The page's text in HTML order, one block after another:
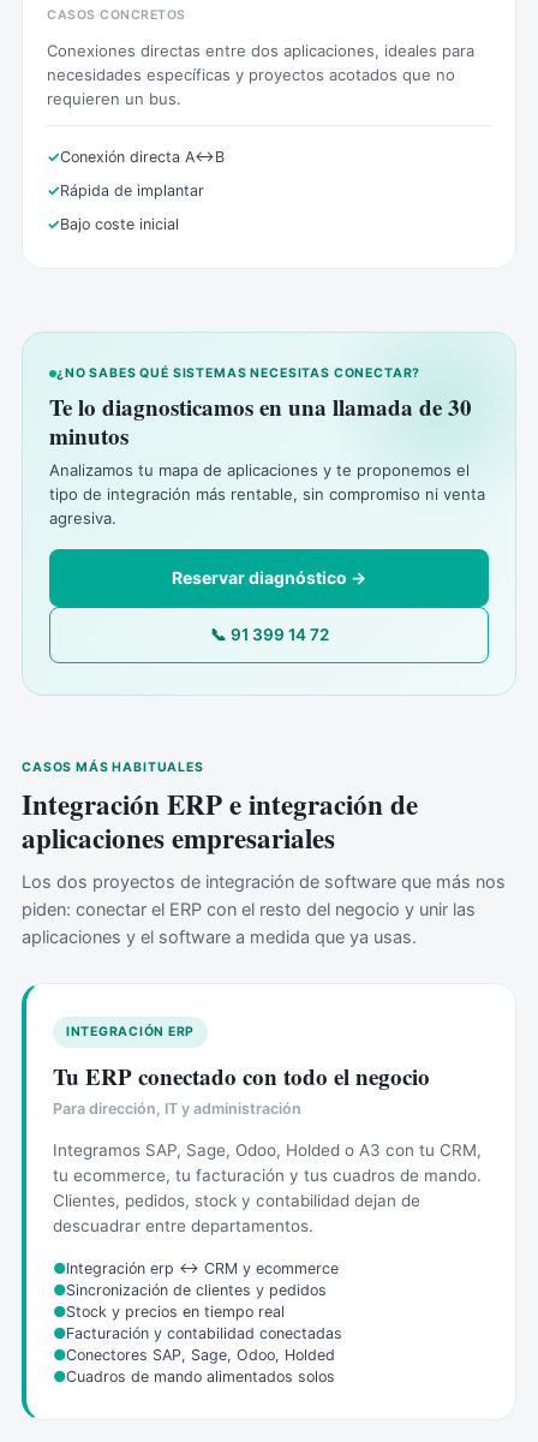
CASOS CONCRETOS
Conexiones directas entre dos aplicaciones, ideales para
necesidades específicas y proyectos acotados que no
requieren un bus.
Conexión directa A↔B
Rápida de implantar
Bajo coste inicial
¿NO SABES QUÉ SISTEMAS NECESITAS CONECTAR?
Te lo diagnosticamos en una llamada de 30
minutos
Analizamos tu mapa de aplicaciones y te proponemos el
tipo de integración más rentable, sin compromiso ni venta
agresiva.
Reservar diagnóstico →
📞 91 399 14 72
CASOS MÁS HABITUALES
Integración ERP e integración de
aplicaciones empresariales
Los dos proyectos de integración de software que más nos
piden: conectar el ERP con el resto del negocio y unir las
aplicaciones y el software a medida que ya usas.
INTEGRACIÓN ERP
Tu ERP conectado con todo el negocio
Para dirección, IT y administración
Integramos SAP, Sage, Odoo, Holded o A3 con tu CRM,
tu ecommerce, tu facturación y tus cuadros de mando.
Clientes, pedidos, stock y contabilidad dejan de
descuadrar entre departamentos.
●Integración erp ↔ CRM y ecommerce
●Sincronización de clientes y pedidos
●Stock y precios en tiempo real
●Facturación y contabilidad conectadas
●Conectores SAP, Sage, Odoo, Holded
●Cuadros de mando alimentados solos